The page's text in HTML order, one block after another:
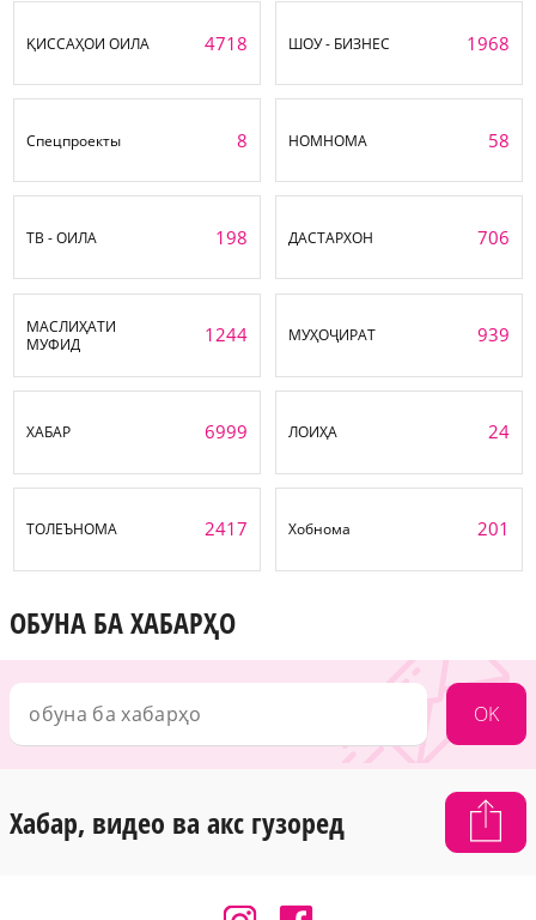
ҚИССАҲОИ ОИЛА 4718 ШОУ - БИЗНЕС 1968
Спецпроекты 8 НОМНОМА 58
ТВ - ОИЛА 198 ДАСТАРХОН 706
МАСЛИҲАТИ
МУФИД
1244 МУҲОҶИРАТ 939
ХАБАР 6999 ЛОИҲА 24
ТОЛЕЪНОМА 2417 Хобнома 201
ОБУНА БА ХАБАРҲО
OK
Хабар, видео ва акс гузоред